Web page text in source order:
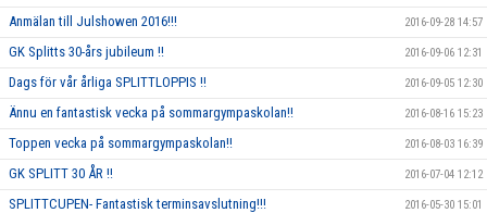
Anmälan till Julshowen 2016!!! 2016-09-28 14:57
GK Splitts 30-års jubileum !! 2016-09-06 12:31
Dags för vår årliga SPLITTLOPPIS !! 2016-09-05 12:30
Ännu en fantastisk vecka på sommargympaskolan!! 2016-08-16 15:23
Toppen vecka på sommargympaskolan!! 2016-08-03 16:39
GK SPLITT 30 ÅR !! 2016-07-04 12:12
SPLITTCUPEN- Fantastisk terminsavslutning!!! 2016-05-30 15:01